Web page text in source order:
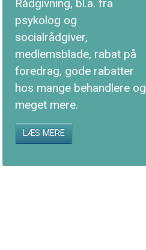
Rådgivning, bl.a. fra
psykolog og
socialrådgiver,
medlemsblade, rabat på
foredrag, gode rabatter
hos mange behandlere og
meget mere.
LÆS MERE